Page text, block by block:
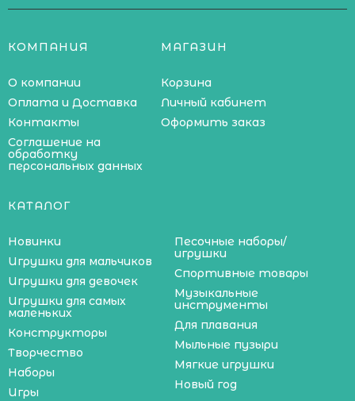
КОМПАНИЯ
О компании
Оплата и Доставка
Контакты
Соглашение на
обработку
персональных данных
МАГАЗИН
Корзина
Личный кабинет
Оформить заказ
КАТАЛОГ
Новинки
Игрушки для мальчиков
Игрушки для девочек
Игрушки для самых
маленьких
Конструкторы
Творчество
Наборы
Игры
Песочные наборы/
игрушки
Спортивные товары
Музыкальные
инструменты
Для плавания
Мыльные пузыри
Мягкие игрушки
Новый год